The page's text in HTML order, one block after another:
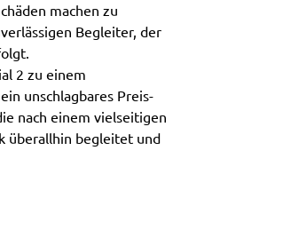
machen zu
Begleiter, der
2 zu einem
unschlagbares Preis-
nach einem vielseitigen
überallhin begleitet und